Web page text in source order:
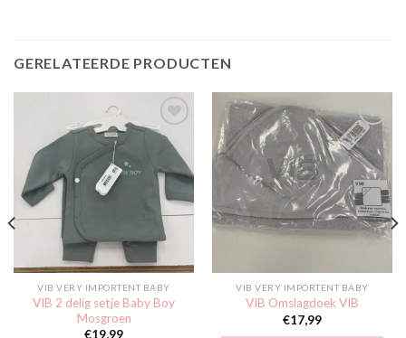
GERELATEERDE PRODUCTEN
Toevoegen
aan
verlanglijst
VIB VERY IMPORTENT BABY
VIB 2 delig setje Baby Boy
Mosgroen
€19,99
Toevoegen
aan
verlanglijst
VIB VERY IMPORTENT BABY
VIB Omslagdoek VIB
€17,99